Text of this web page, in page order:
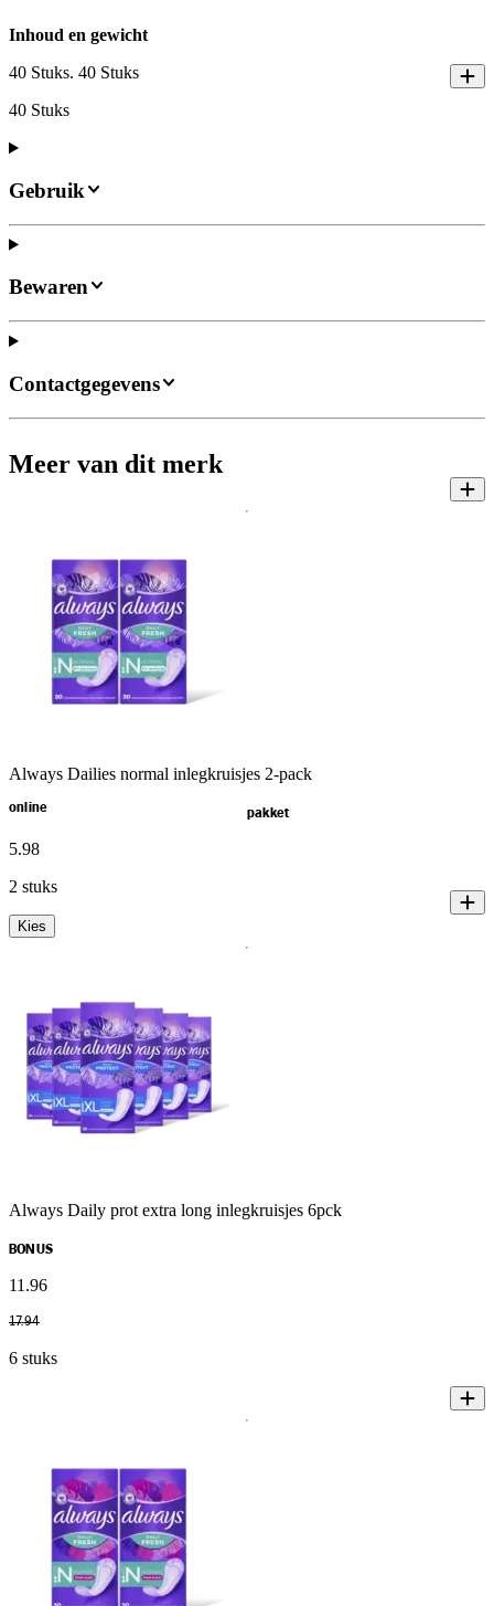
Inhoud en gewicht
40 Stuks. 40 Stuks
40 Stuks
Gebruik
Bewaren
Contactgegevens
Meer van dit merk
Always Dailies normal inlegkruisjes 2-pack
online pakket
5.98
2 stuks
Kies
Always Daily prot extra long inlegkruisjes 6pck
BONUS
11 .96
17.94
6 stuks